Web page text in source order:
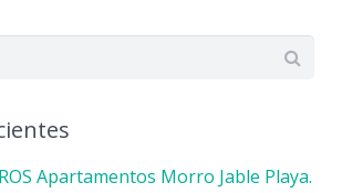
Apartamentos Morro Jable Playa.